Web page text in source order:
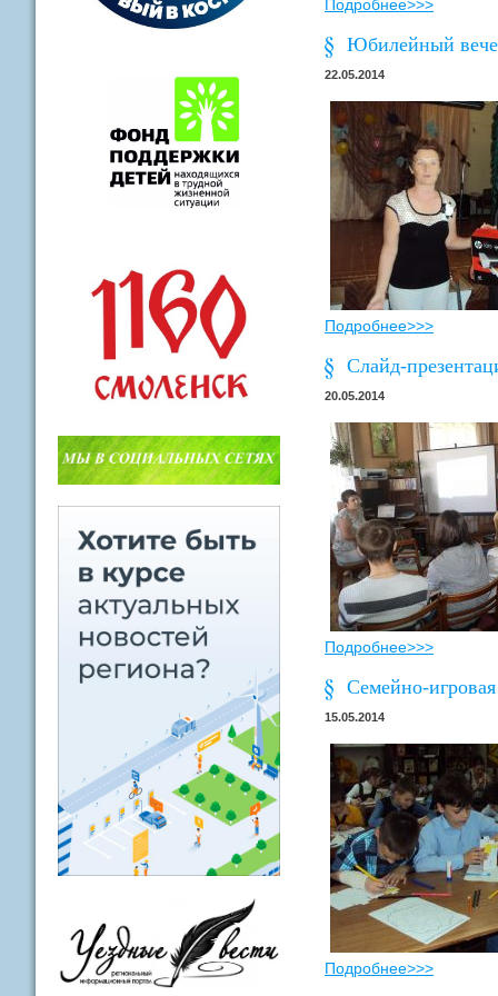
Подробнее>>>
Юбилейный
22.05.2014
Подробнее>>>
Cлайд-
20.05.2014
Подробнее>>>
Семейно-
15.05.2014
Подробнее>>>